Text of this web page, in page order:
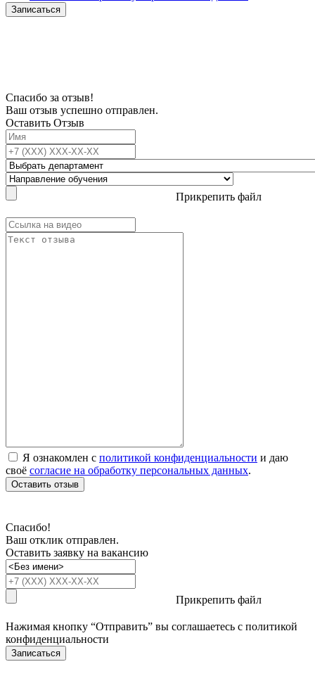
Записаться
Спасибо за отзыв!
Ваш отзыв успешно отправлен.
Оставить Отзыв
Прикрепить файл
Я ознакомлен с политикой конфиденциальности и даю
своё согласие на обработку персональных данных.
Оставить отзыв
Спасибо!
Ваш отклик отправлен.
Оставить заявку на вакансию
Прикрепить файл
Нажимая кнопку “Отправить” вы соглашаетесь с политикой
конфиденциальности
Записаться